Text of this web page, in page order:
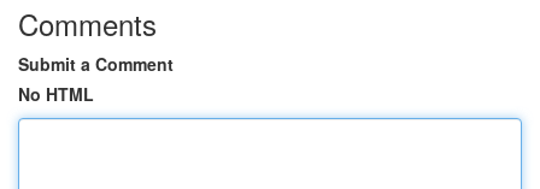
Comments
Submit a Comment
No HTML